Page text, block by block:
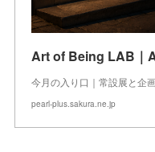
Art of Being LAB｜
今月の入り口｜常設展と企
pearl-plus.sakura.ne.jp